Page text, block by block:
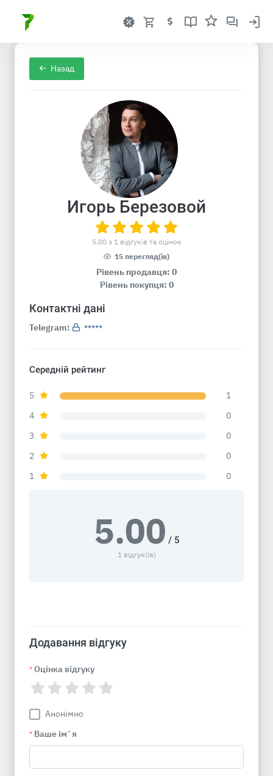
Назад
Игорь Березовой
5.00 з 1 відгуків та оцінок
15 перегляд(ів)
Рівень продавця: 0
Рівень покупця: 0
Контактні дані
Telegram: *****
Середній рейтинг
5
1
4
0
3
0
2
0
1
0
5.00 / 5
1 відгук(ів)
Додавання відгуку
* Оцінка відгуку
Анонімно
* Ваше імʼя